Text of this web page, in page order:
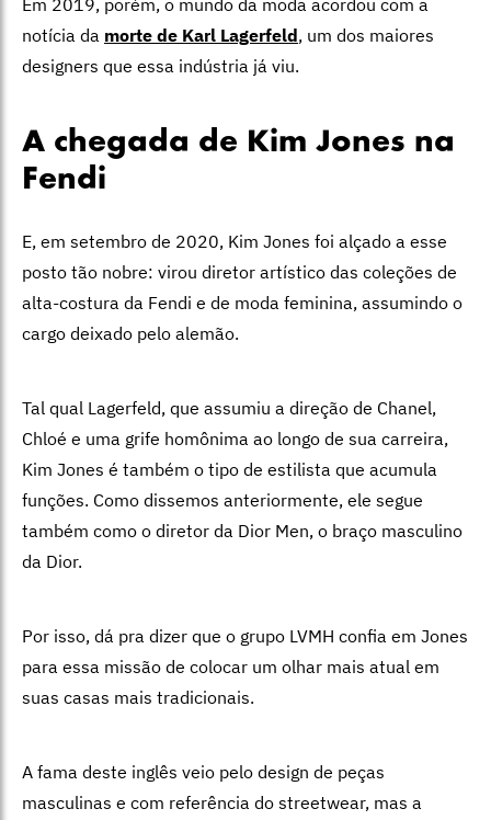
notícia da morte de Karl Lagerfeld, um dos maiores
designers que essa indústria já viu.
A chegada de Kim Jones na
Fendi
E, em setembro de 2020, Kim Jones foi alçado a esse
posto tão nobre: virou diretor artístico das coleções de
alta-costura da Fendi e de moda feminina, assumindo o
cargo deixado pelo alemão.
Tal qual Lagerfeld, que assumiu a direção de Chanel,
Chloé e uma grife homônima ao longo de sua carreira,
Kim Jones é também o tipo de estilista que acumula
funções. Como dissemos anteriormente, ele segue
também como o diretor da Dior Men, o braço masculino
da Dior.
Por isso, dá pra dizer que o grupo LVMH confia em Jones
para essa missão de colocar um olhar mais atual em
suas casas mais tradicionais.
A fama deste inglês veio pelo design de peças
masculinas e com referência do streetwear, mas a